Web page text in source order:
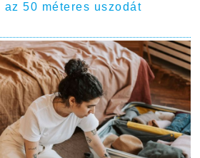
50 méteres uszodát